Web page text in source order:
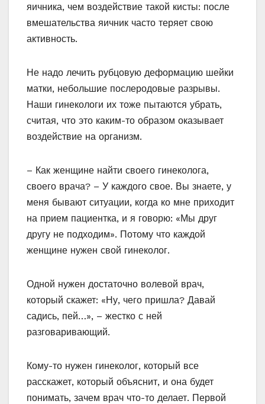
яичника, чем воздействие такой кисты: после
вмешательства яичник часто теряет свою
активность.
Не надо лечить рубцовую деформацию шейки
матки, небольшие послеродовые разрывы.
Наши гинекологи их тоже пытаются убрать,
считая, что это каким-то образом оказывает
воздействие на организм.
– Как женщине найти своего гинеколога,
своего врача? – У каждого свое. Вы знаете, у
меня бывают ситуации, когда ко мне приходит
на прием пациентка, и я говорю: «Мы друг
другу не подходим». Потому что каждой
женщине нужен свой гинеколог.
Одной нужен достаточно волевой врач,
который скажет: «Ну, чего пришла? Давай
садись, пей…», – жестко с ней
разговаривающий.
Кому-то нужен гинеколог, который все
расскажет, который объяснит, и она будет
понимать, зачем врач что-то делает. Первой